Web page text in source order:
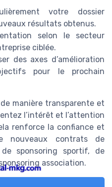
votre dossier
résultats obtenus.
selon le secteur
ciblée.
des axes d’amélioration
pour le prochain
manière transparente et
l’intérêt et l’attention
renforce la confiance et
nouveaux contrats de
de sponsoring sportif, de
association.